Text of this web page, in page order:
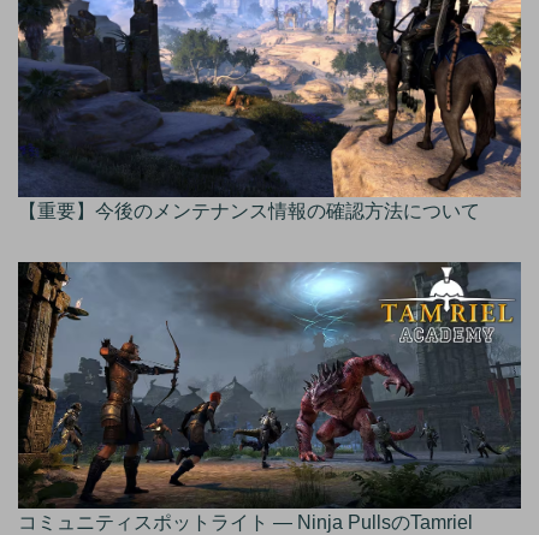
【重要】今後のメンテナンス情報の確認方法について
コミュニティスポットライト — Ninja PullsのTamriel